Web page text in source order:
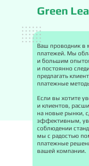
Ваш проводник в
платежей. Мы
и большим
и постоянно
предлагать
платежные
Если вы хотите
и клиентов,
на новые рынки,
эффективным,
соблюдении
мы с радостью
платежные
вашей компании.
Green